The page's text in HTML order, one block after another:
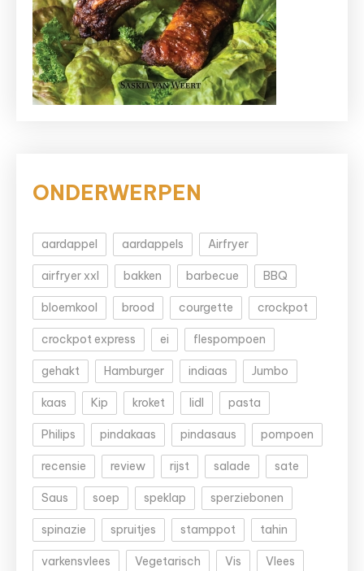
ONDERWERPEN
aardappel aardappels Airfryer
airfryer xxl bakken barbecue BBQ
bloemkool brood courgette crockpot
crockpot express ei flespompoen
gehakt Hamburger indiaas Jumbo
kaas Kip kroket lidl pasta
Philips pindakaas pindasaus pompoen
recensie review rijst salade sate
Saus soep speklap sperziebonen
spinazie spruitjes stamppot tahin
varkensvlees Vegetarisch Vis Vlees